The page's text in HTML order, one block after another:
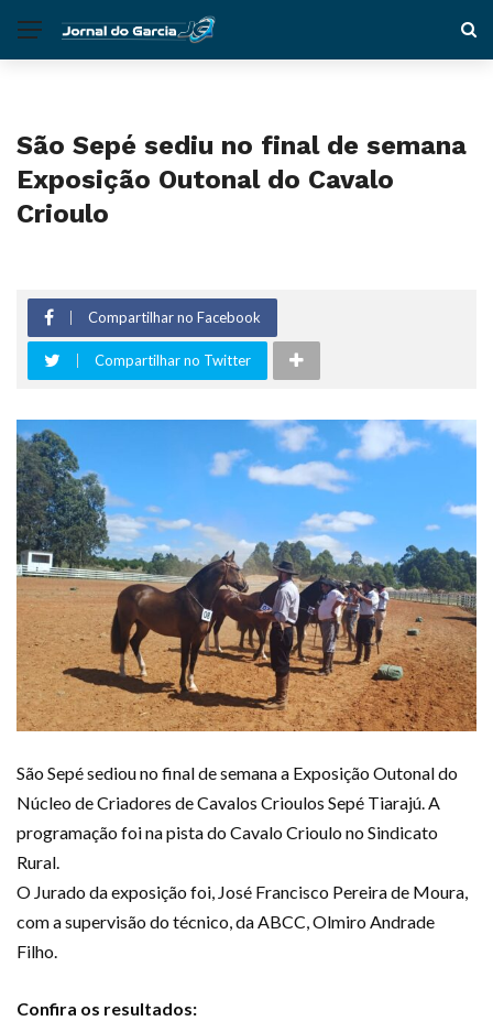
São Sepé sediu no final de semana
Exposição Outonal do Cavalo
Crioulo
Compartilhar no Facebook
Compartilhar no Twitter
São Sepé sediou no final de semana a Exposição Outonal do
Núcleo de Criadores de Cavalos Crioulos Sepé Tiarajú. A
programação foi na pista do Cavalo Crioulo no Sindicato
Rural.
O Jurado da exposição foi, José Francisco Pereira de Moura,
com a supervisão do técnico, da ABCC, Olmiro Andrade
Filho.
Confira os resultados: